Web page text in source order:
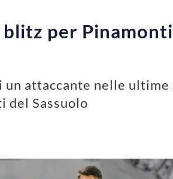
per
un attaccante nelle
del Sassuolo